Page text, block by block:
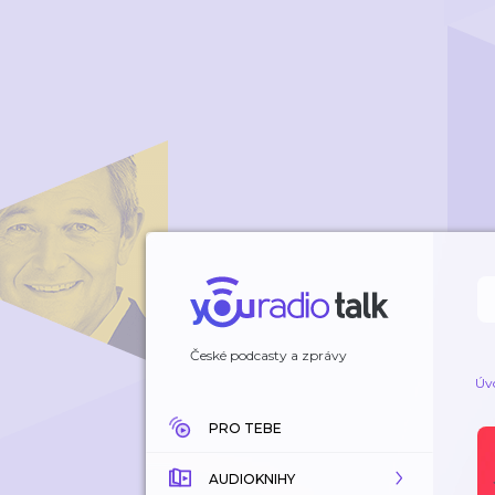
České podcasty a zprávy
PRO TEBE
AUDIOKNIHY